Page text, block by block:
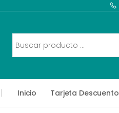
Inicio Tarjeta Descuento